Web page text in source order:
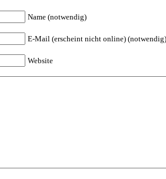
Name (notwendig)
E-Mail (erscheint nicht online) (notwendig)
Website